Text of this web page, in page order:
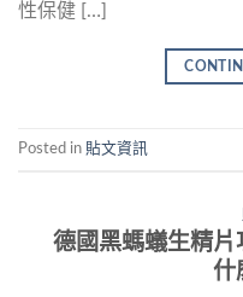
性保健 […]
Posted in 貼文資訊
德國黑螞蟻生精
什